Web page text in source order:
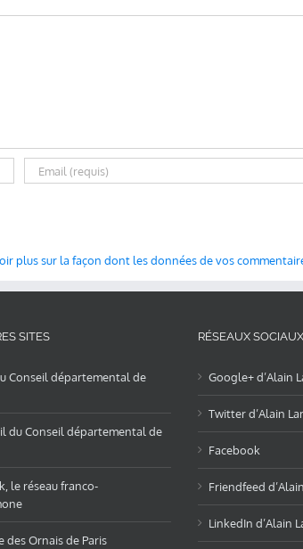
plus sur la façon dont les données de vos
SITES
Conseil départemental de
du Conseil départemental de
le réseau franco-
des Ornais de Paris
RÉSEAUX SOCIAUX
Google+ d’Alain
Twitter d’Alain
Facebook
Friendfeed
LinkedIn d’Alain